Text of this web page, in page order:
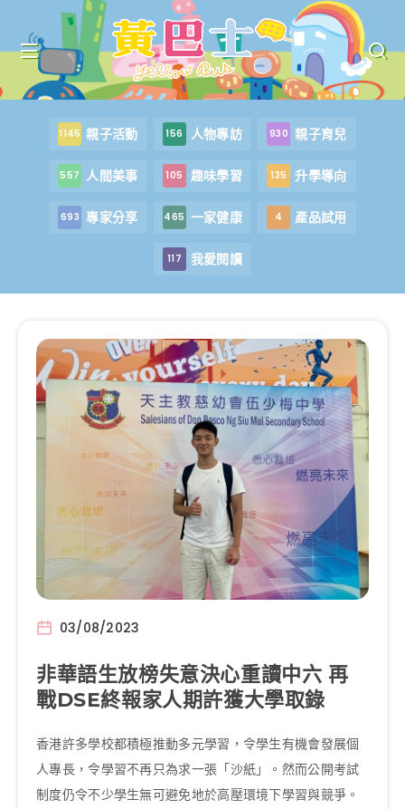
1145 親子活動 156 人物專訪 930 親子育兒
557 人間美事 105 趣味學習 135 升學導向
693 專家分享 465 一家健康 4 產品試用
117 我愛閱讀
03/08/2023
非華語生放榜失意決心重讀中六 再
戰DSE終報家人期許獲大學取錄
香港許多學校都積極推動多元學習，令學生有機會發展個
人專長，令學習不再只為求一張「沙紙」。然而公開考試
制度仍令不少學生無可避免地於高壓環境下學習與競爭。